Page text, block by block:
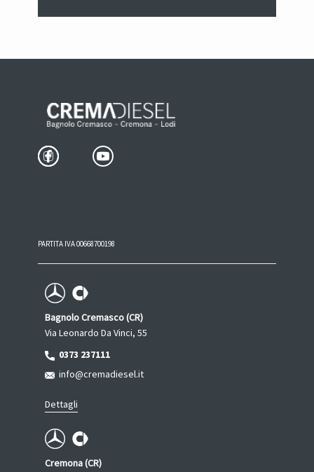
PARTITA IVA 00668700198
Bagnolo Cremasco (CR)
Via Leonardo Da Vinci, 55
0373 237111
info@cremadiesel.it
Dettagli
Cremona (CR)